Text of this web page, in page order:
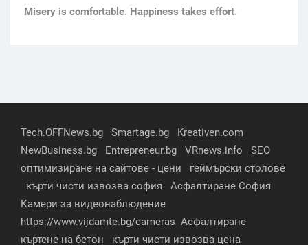
Мisery is comfortable. Happiness takes effort.
Tech.OFFNews.bg Smartage.bg
Kreativen.com
NewBusiness.bg
Entrepreneur.bg VRnews.info
SEO
оптимизиране на сайтове - цени
геймърски столове
кърти чисти извозва софия
Асфалтиране София
Камери за видеонаблюдение
https://www.vijdamte.bg/cameras Асфалтиране
къртене на бетон
кърти чисти извозва цена